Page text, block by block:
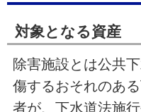
対象となる資産
除害施設とは公共
傷するおそれのあ
者が、下水道法施